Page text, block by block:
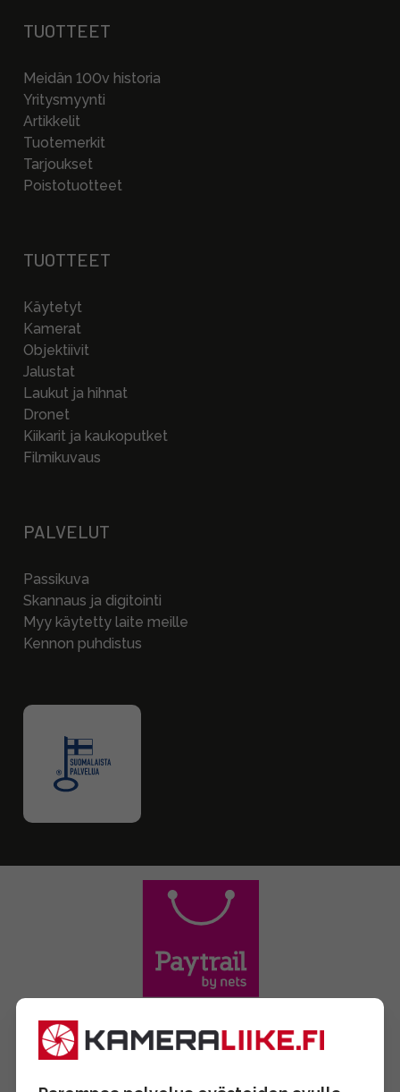
TUOTTEET
Meidän 100v historia
Yritysmyynti
Artikkelit
Tuotemerkit
Tarjoukset
Poistotuotteet
TUOTTEET
Käytetyt
Kamerat
Objektiivit
Jalustat
Laukut ja hihnat
Dronet
Kiikarit ja kaukoputket
Filmikuvaus
PALVELUT
Passikuva
Skannaus ja digitointi
Myy käytetty laite meille
Kennon puhdistus